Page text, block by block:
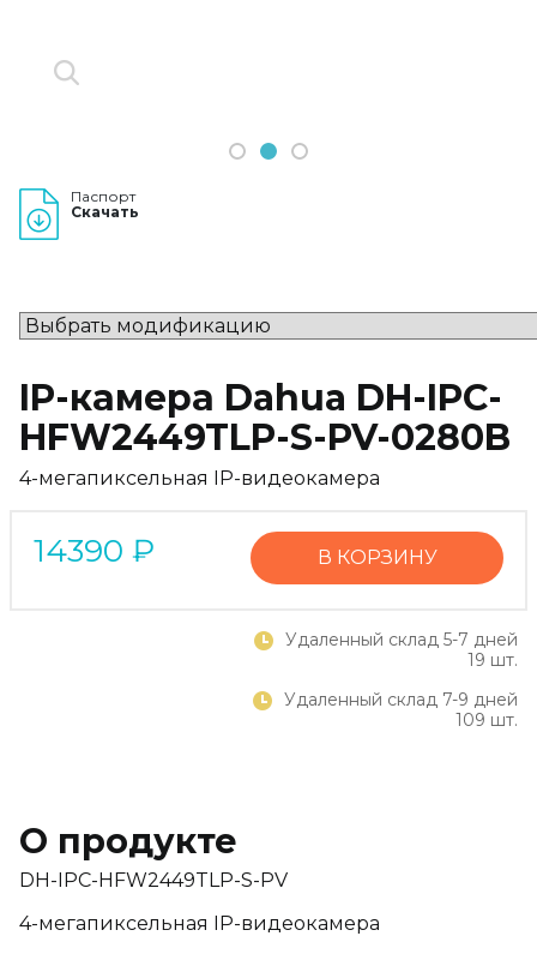
1 2 3
Паспорт
Скачать
IP-камера Dahua DH-IPC-
HFW2449TLP-S-PV-0280B
4-мегапиксельная IP-видеокамера
14390 ₽ В КОРЗИНУ
Удаленный склад 5-7 дней
19 шт.
Удаленный склад 7-9 дней
109 шт.
О продукте
DH-IPC-HFW2449TLP-S-PV
4-мегапиксельная IP-видеокамера